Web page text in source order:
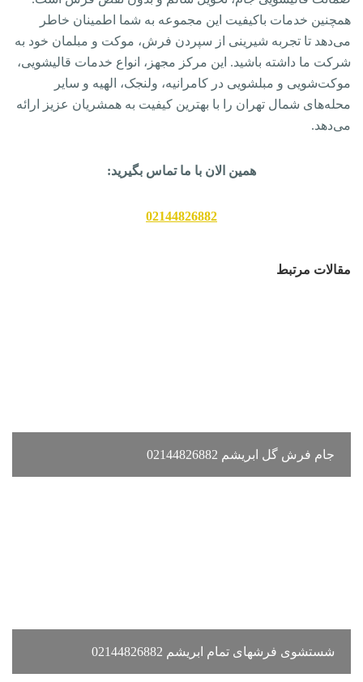
همچنین خدمات باکیفیت این مجموعه به شما اطمینان خاطر
می‌دهد تا تجربه شیرینی از سپردن فرش، موکت و مبلمان خود به
شرکت ما داشته باشید. این مرکز مجهز، انواع خدمات قالیشویی،
موکت‌شویی و مبلشویی در کامرانیه، ولنجک، الهیه و سایر
محله‌های شمال تهران را با بهترین کیفیت به همشریان عزیز ارائه
می‌دهد.
همین الان با ما تماس بگیرید:
02144826882
مقالات مرتبط
جام فرش گل ابریشم 02144826882
شستشوی فرشهای تمام ابریشم 02144826882